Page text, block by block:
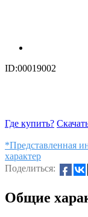
ID:00019002
Где купить?
*Представленная
характер
Поделиться:
Общие